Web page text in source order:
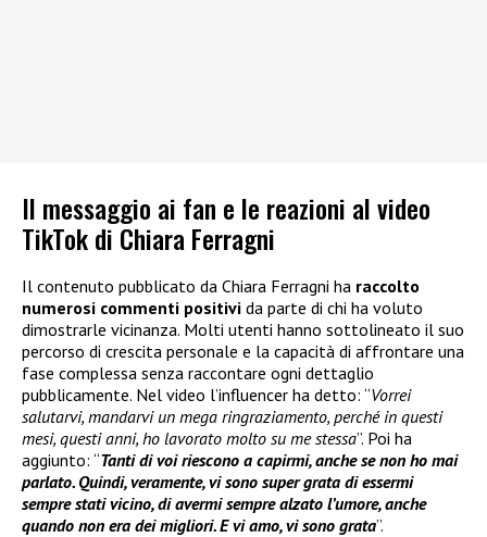
Il messaggio ai fan e le reazioni al video
TikTok di Chiara Ferragni
Il contenuto pubblicato da Chiara Ferragni ha raccolto
numerosi commenti positivi da parte di chi ha voluto
dimostrarle vicinanza. Molti utenti hanno sottolineato il suo
percorso di crescita personale e la capacità di affrontare una
fase complessa senza raccontare ogni dettaglio
pubblicamente. Nel video l’influencer ha detto: “Vorrei
salutarvi, mandarvi un mega ringraziamento, perché in questi
mesi, questi anni, ho lavorato molto su me stessa”. Poi ha
aggiunto: “Tanti di voi riescono a capirmi, anche se non ho mai
parlato. Quindi, veramente, vi sono super grata di essermi
sempre stati vicino, di avermi sempre alzato l’umore, anche
quando non era dei migliori. E vi amo, vi sono grata”.